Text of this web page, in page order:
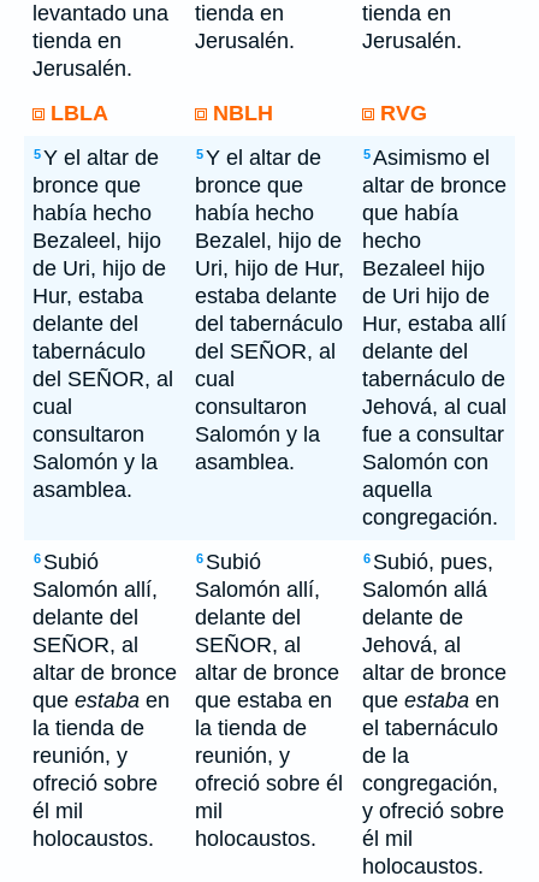
levantado una
tienda en
Jerusalén.
tienda en
Jerusalén.
tienda en
Jerusalén.
LBLA NBLH RVG
5Y el altar de
bronce que
había hecho
Bezaleel, hijo
de Uri, hijo de
Hur, estaba
delante del
tabernáculo
del SEÑOR, al
cual
consultaron
Salomón y la
asamblea.
5Y el altar de
bronce que
había hecho
Bezalel, hijo de
Uri, hijo de Hur,
estaba delante
del tabernáculo
del SEÑOR, al
cual
consultaron
Salomón y la
asamblea.
5Asimismo el
altar de bronce
que había
hecho
Bezaleel hijo
de Uri hijo de
Hur, estaba allí
delante del
tabernáculo de
Jehová, al cual
fue a consultar
Salomón con
aquella
congregación.
6 Subió
Salomón allí,
delante del
SEÑOR, al
altar de bronce
que estaba en
la tienda de
reunión, y
ofreció sobre
él mil
holocaustos.
6 Subió
Salomón allí,
delante del
SEÑOR, al
altar de bronce
que estaba en
la tienda de
reunión, y
ofreció sobre él
mil
holocaustos.
6 Subió, pues,
Salomón allá
delante de
Jehová, al
altar de bronce
que estaba en
el tabernáculo
de la
congregación,
y ofreció sobre
él mil
holocaustos.